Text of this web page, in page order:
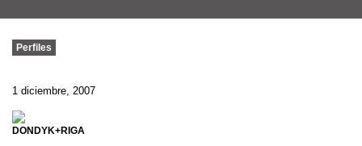
Perfiles
1 diciembre, 2007
DONDYK+RIGA